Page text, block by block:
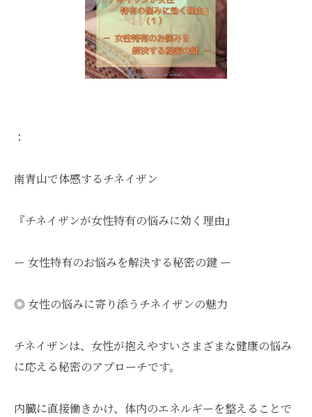
：
南青山で体感するチネイザン
『チネイザンが女性特有の悩みに効く理由』
ー 女性特有のお悩みを解決する秘密の鍵 ー
◎ 女性の悩みに寄り添うチネイザンの魅力
チネイザンは、女性が抱えやすいさまざまな健康の悩み
に応える秘密のアプローチです。
内臓に直接働きかけ、体内のエネルギーを整えることで